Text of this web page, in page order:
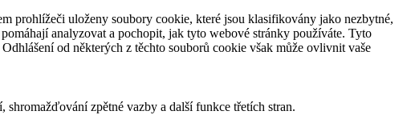
prohlížeči uloženy soubory cookie, které jsou klasifikovány jako nezbytné,
analyzovat a pochopit, jak tyto webové stránky používáte. Tyto
od některých z těchto souborů cookie však může ovlivnit vaše
zpětné vazby a další funkce třetích stran.